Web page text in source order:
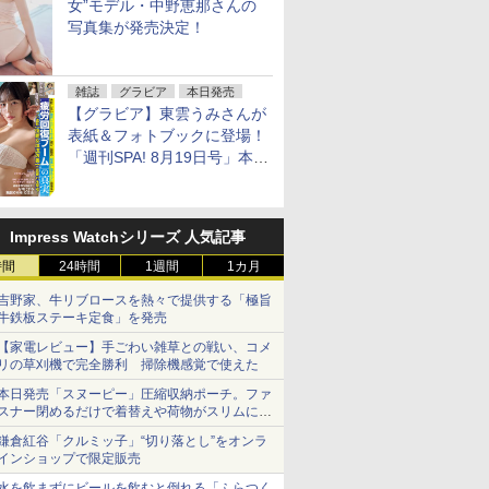
女”モデル・中野恵那さんの
写真集が発売決定！
雑誌 グラビア 本日発売
【グラビア】東雲うみさんが
表紙＆フォトブックに登場！
「週刊SPA! 8月19日号」本日
Impress Watchシリーズ 人気記事
24時間 1週間 1カ月
野家、牛リブロースを熱々で提供する「極旨
鉄板ステーキ定食」を発売
家電レビュー】手ごわい雑草との戦い、コメ
の草刈機で完全勝利 掃除機感覚で使えた
日発売「スヌーピー」圧縮収納ポーチ。ファ
ナー閉めるだけで着替えや荷物がスリムにま
まる
倉紅谷「クルミッ子」“切り落とし”をオンラ
ンショップで限定販売